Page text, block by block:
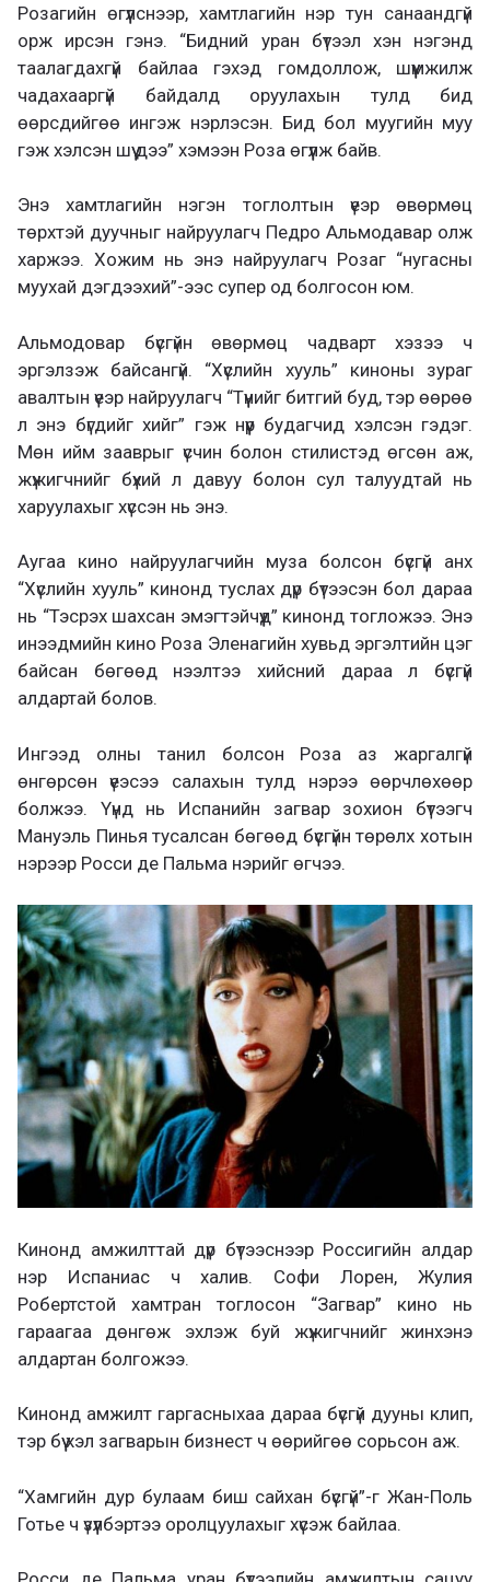
Розагийн өгүүлснээр, хамтлагийн нэр тун санаандгүй
орж ирсэн гэнэ. “Бидний уран бүтээл хэн нэгэнд
таалагдахгүй байлаа гэхэд гомдоллож, шүүмжилж
чадахааргүй байдалд оруулахын тулд бид
өөрсдийгөө ингэж нэрлэсэн. Бид бол муугийн муу
гэж хэлсэн шүү дээ” хэмээн Роза өгүүлж байв.
Энэ хамтлагийн нэгэн тоглолтын үеэр өвөрмөц
төрхтэй дуучныг найруулагч Педро Альмодавар олж
харжээ. Хожим нь энэ найруулагч Розаг “нугасны
муухай дэгдээхий”-ээс супер од болгосон юм.
Альмодовар бүсгүйн өвөрмөц чадварт хэзээ ч
эргэлзэж байсангүй. “Хүслийн хууль” киноны зураг
авалтын үеэр найруулагч “Түүнийг битгий буд, тэр өөрөө
л энэ бүгдийг хийг” гэж нүүр будагчид хэлсэн гэдэг.
Мөн ийм зааврыг үсчин болон стилистэд өгсөн аж,
жүжигчнийг бүхий л давуу болон сул талуудтай нь
харуулахыг хүссэн нь энэ.
Аугаа кино найруулагчийн муза болсон бүсгүй анх
“Хүслийн хууль” кинонд туслах дүр бүтээсэн бол дараа
нь “Тэсрэх шахсан эмэгтэйчүүд” кинонд тогложээ. Энэ
инээдмийн кино Роза Эленагийн хувьд эргэлтийн цэг
байсан бөгөөд нээлтээ хийсний дараа л бүсгүй
алдартай болов.
Ингээд олны танил болсон Роза аз жаргалгүй
өнгөрсөн үеэсээ салахын тулд нэрээ өөрчлөхөөр
болжээ. Үүнд нь Испанийн загвар зохион бүтээгч
Мануэль Пинья тусалсан бөгөөд бүсгүйн төрөлх хотын
нэрээр Росси де Пальма нэрийг өгчээ.
Кинонд амжилттай дүр бүтээснээр Россигийн алдар
нэр Испаниас ч халив. Софи Лорен, Жулия
Робертстой хамтран тоглосон “Загвар” кино нь
гараагаа дөнгөж эхлэж буй жүжигчнийг жинхэнэ
алдартан болгожээ.
Кинонд амжилт гаргасныхаа дараа бүсгүй дууны клип,
тэр бүү хэл загварын бизнест ч өөрийгөө сорьсон аж.
“Хамгийн дур булаам биш сайхан бүсгүй”-г Жан-Поль
Готье ч үзүүлбэртээ оролцуулахыг хүсэж байлаа.